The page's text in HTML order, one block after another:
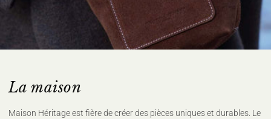
100% CASHMERE
Lavage à la main à froid
Sécher à plat
La maison
Maison Héritage est fière de créer des pièces uniques et durables. Le